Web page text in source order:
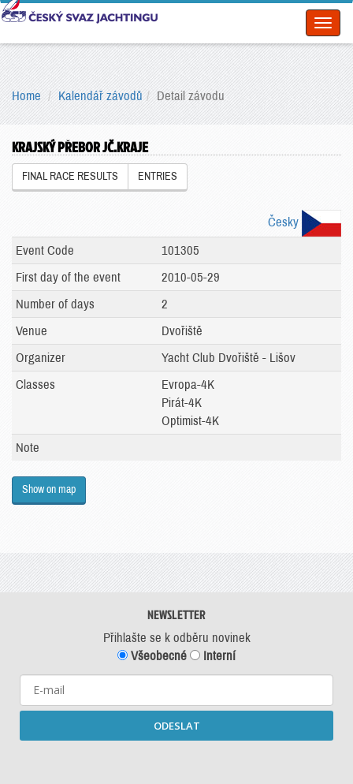
Home Kalendář závodů Detail závodu
KRAJSKÝ PŘEBOR JČ.KRAJE
FINAL RACE RESULTS ENTRIES
Česky
Event Code
101305
First day of the event
2010-05-29
Number of days
2
Venue
Dvořiště
Organizer
Yacht Club Dvořiště - Lišov
Classes
Evropa-4K
Pirát-4K
Optimist-4K
Note
Show on map
NEWSLETTER
Přihlašte se k odběru novinek
Všeobecné
Interní
ODESLAT